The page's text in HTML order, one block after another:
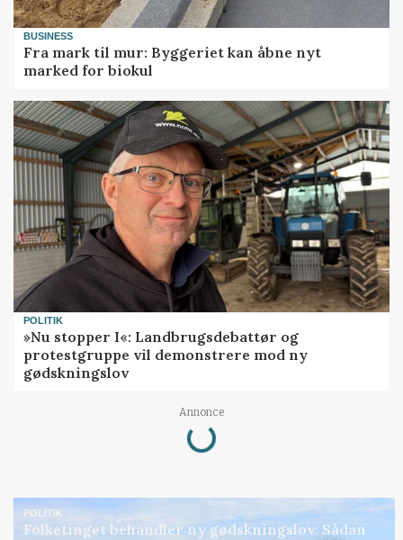
BUSINESS
Fra mark til mur: Byggeriet kan åbne nyt
marked for biokul
POLITIK
»Nu stopper I«: Landbrugsdebattør og
protestgruppe vil demonstrere mod ny
gødskningslov
Annonce
Loading...
POLITIK
Folketinget behandler ny gødskningslov: Sådan